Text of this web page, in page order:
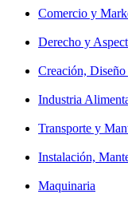
Comercio y
Derecho y
Creación,
Industria
Transporte y
Instalación,
Maquinaria